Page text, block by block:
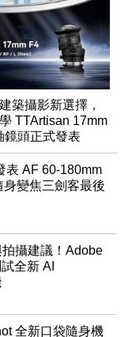
築攝影新選擇，
TTArtisan 17mm
鏡頭正式發表
表 AF 60-180mm
身變焦三劍客最後
攝建議！Adobe
全新 AI
全新口袋隨身機